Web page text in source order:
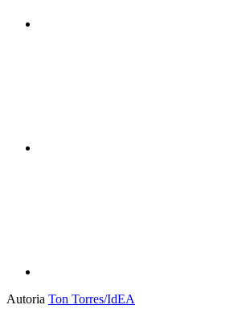
Autoria Ton Torres/IdEA